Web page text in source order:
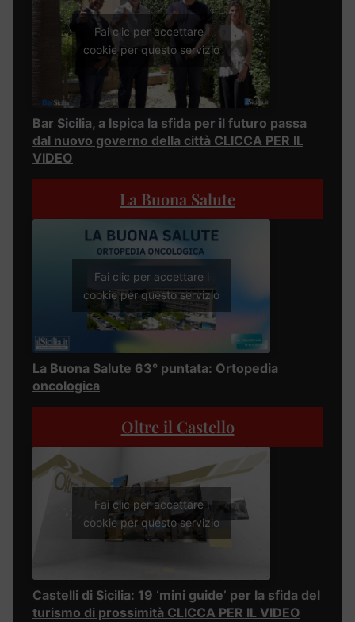
Fai clic per accettare i
cookie per questo servizio
Bar Sicilia, a Ispica la sfida per il futuro passa
dal nuovo governo della città CLICCA PER IL
VIDEO
La Buona Salute
Fai clic per accettare i
cookie per questo servizio
La Buona Salute 63° puntata: Ortopedia
oncologica
Oltre il Castello
Fai clic per accettare i
cookie per questo servizio
Castelli di Sicilia: 19 ‘mini guide’ per la sfida del
turismo di prossimità CLICCA PER IL VIDEO